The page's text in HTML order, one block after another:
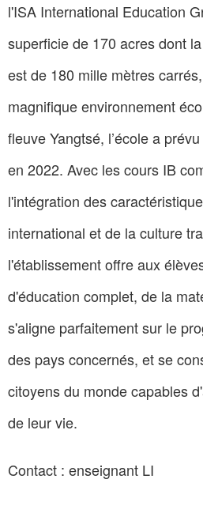
l'ISA International Education
superficie de 170 acres dont
est de 180 mille mètres
magnifique environnement
fleuve Yangtsé, l’école a
en 2022. Avec les cours IB
l'intégration des
international et de la culture
l'établissement offre aux
d'éducation complet, de la
s'aligne parfaitement sur le
des pays concernés, et se
citoyens du monde capables
de leur vie.
Contact : enseignant LI